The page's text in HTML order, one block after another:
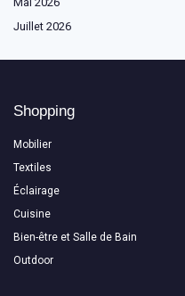
Juillet 2026
Shopping
Mobilier
Textiles
Éclairage
Cuisine
Bien-être et Salle de Bain
Outdoor